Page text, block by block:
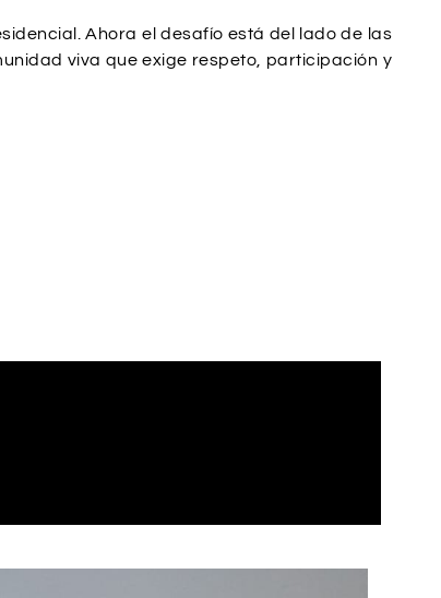
Ahora el desafío está del lado de las
viva que exige respeto, participación y